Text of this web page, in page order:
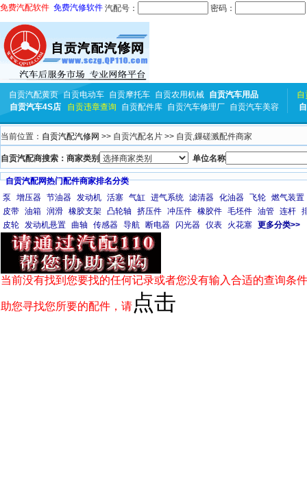
免费汽配软件 免费汽修软件 汽配号： 密码：
自贡汽配黄页 自贡电动车 自贡摩托车 自贡农用机械 自贡汽车用品
自贡汽车4S店
自贡违章查询 自贡配件库 自贡汽车修理厂 自贡汽车美容
自
当前位置： 自贡汽配汽修网 >> 自贡汽配名片 >> 自贡,鏁磋溅配件商家
自贡汽配商搜索：商家类别 单位名称
自贡汽配网热门配件商家排名分类
泵
增压器 节油器 发动机 活塞 气缸 进气系统 滤清器 化油器 飞轮 燃气装置
皮带 油箱 润滑 橡胶支架 凸轮轴 挤压件 冲压件 橡胶件 毛坯件 油管 连杆
皮轮 发动机悬置 曲轴 传感器 导航 断电器 闪光器 仪表 火花塞 更多分类>>
当前没有找到您要找的任何记录或者您没有输入合适的查询条
助您寻找您所要的配件，请 点击